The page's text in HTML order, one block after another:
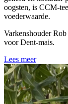
oogsten, is CCM-
voederwaarde.
Varkenshouder
voor Dent-mais.
Lees meer